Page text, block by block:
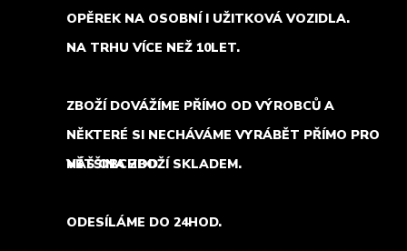
OPĚREK NA OSOBNÍ I UŽITKOVÁ VOZIDLA.
NA TRHU VÍCE NEŽ 10LET.
ZBOŽÍ DOVÁŽÍME PŘÍMO OD VÝROBCŮ A
NĚKTERÉ SI NECHÁVÁME VYRÁBĚT PŘÍMO PRO
NÁŠ OBCHOD.
VĚTŠINA ZBOŽÍ SKLADEM.
ODESÍLÁME DO 24HOD.